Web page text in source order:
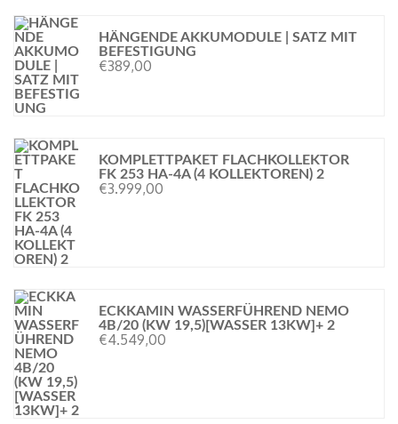
HÄNGENDE AKKUMODULE | SATZ MIT
BEFESTIGUNG
€389,00
KOMPLETTPAKET FLACHKOLLEKTOR
FK 253 HA-4A (4 KOLLEKTOREN) 2
€3.999,00
ECKKAMIN WASSERFÜHREND NEMO
4B/20 (KW 19,5)[WASSER 13KW]+ 2
€4.549,00